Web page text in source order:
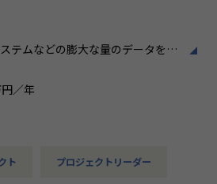
ムです。
証環境が充実しており、技術スキ
クが中心ですが、アサイン案件次
拠点での夜間作業が発生する場合
える会社」を目指しています。理
す。そして、社員全員が燃え続
に対する長期的な貢献を果たす
テムなどの膨大な量のデータを蓄
タプラットフォームの導入から実
。
ったデータプラットフォームの企
／年
ト プロジェクトリーダー